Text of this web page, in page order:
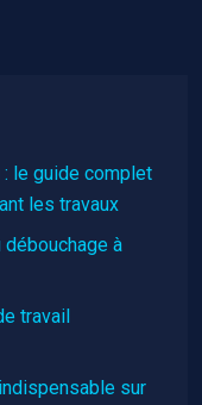
: le guide complet
les travaux
à
travail
sur